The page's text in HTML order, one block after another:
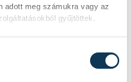
adott meg számukra vagy az
gyűjtöttek.